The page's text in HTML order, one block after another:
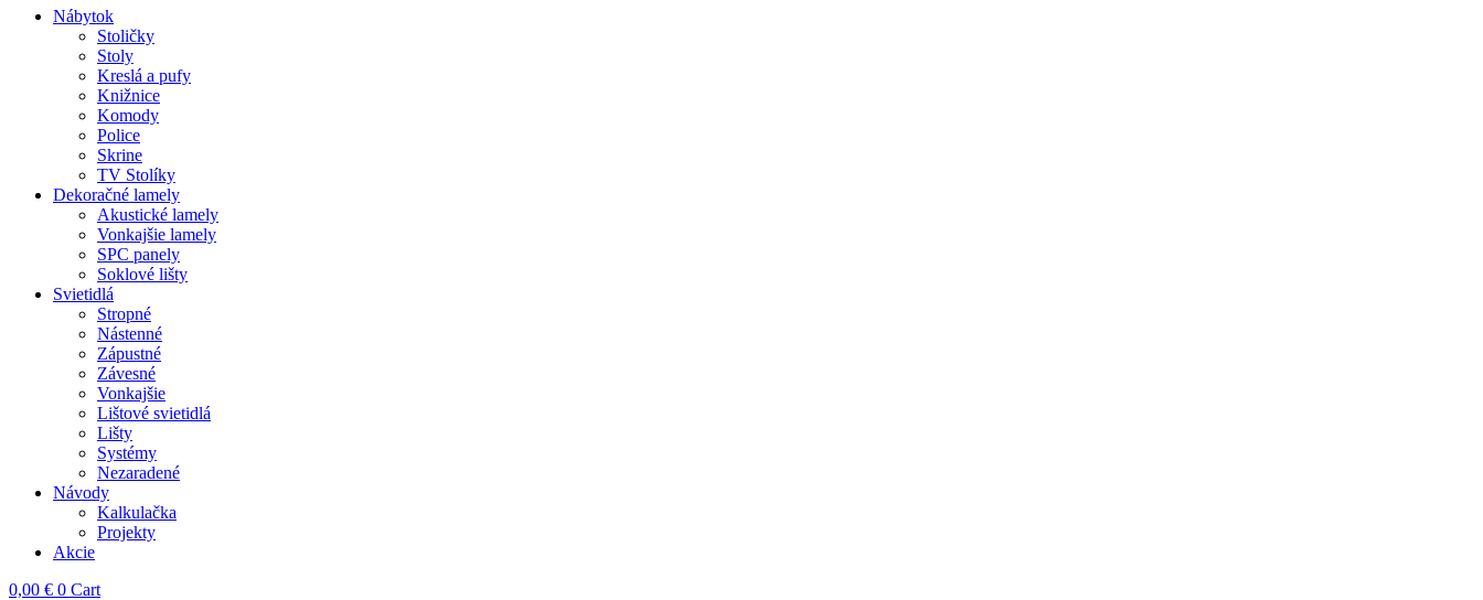
Nábytok
Stoličky
Stoly
Kreslá a pufy
Knižnice
Komody
Police
Skrine
TV Stolíky
Dekoračné lamely
Akustické lamely
Vonkajšie lamely
SPC panely
Soklové lišty
Svietidlá
Stropné
Nástenné
Zápustné
Závesné
Vonkajšie
Lištové svietidlá
Lišty
Systémy
Nezaradené
Návody
Kalkulačka
Projekty
Akcie
0,00 € 0 Cart